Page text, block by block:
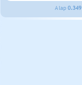
A lap 0.349